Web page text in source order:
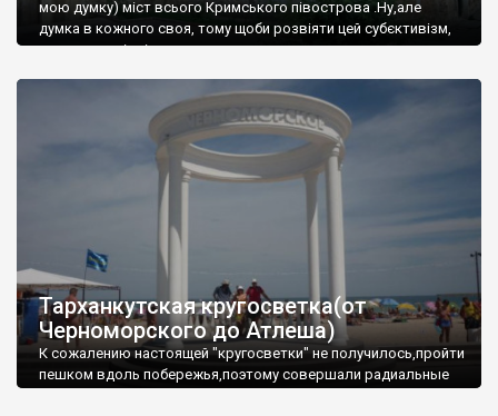
мою думку) міст всього Кримського півострова .Ну,але
думка в кожного своя, тому щоби розвіяти цей субєктивізм,
запрошую відвідати це
Тарханкутская кругосветка(от
Черноморского до Атлеша)
К сожалению настоящей "кругосветки" не получилось,пройти
пешком вдоль побережья,поэтому совершали радиальные